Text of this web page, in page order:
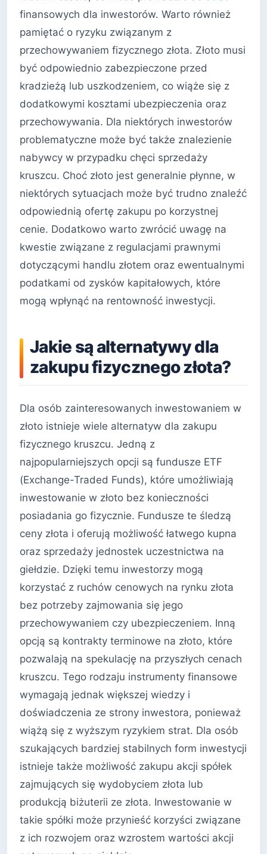
finansowych dla inwestorów. Warto również
pamiętać o ryzyku związanym z
przechowywaniem fizycznego złota. Złoto musi
być odpowiednio zabezpieczone przed
kradzieżą lub uszkodzeniem, co wiąże się z
dodatkowymi kosztami ubezpieczenia oraz
przechowywania. Dla niektórych inwestorów
problematyczne może być także znalezienie
nabywcy w przypadku chęci sprzedaży
kruszcu. Choć złoto jest generalnie płynne, w
niektórych sytuacjach może być trudno znaleźć
odpowiednią ofertę zakupu po korzystnej
cenie. Dodatkowo warto zwrócić uwagę na
kwestie związane z regulacjami prawnymi
dotyczącymi handlu złotem oraz ewentualnymi
podatkami od zysków kapitałowych, które
mogą wpłynąć na rentowność inwestycji.
Jakie są alternatywy dla
zakupu fizycznego złota?
Dla osób zainteresowanych inwestowaniem w
złoto istnieje wiele alternatyw dla zakupu
fizycznego kruszcu. Jedną z
najpopularniejszych opcji są fundusze ETF
(Exchange-Traded Funds), które umożliwiają
inwestowanie w złoto bez konieczności
posiadania go fizycznie. Fundusze te śledzą
ceny złota i oferują możliwość łatwego kupna
oraz sprzedaży jednostek uczestnictwa na
giełdzie. Dzięki temu inwestorzy mogą
korzystać z ruchów cenowych na rynku złota
bez potrzeby zajmowania się jego
przechowywaniem czy ubezpieczeniem. Inną
opcją są kontrakty terminowe na złoto, które
pozwalają na spekulację na przyszłych cenach
kruszcu. Tego rodzaju instrumenty finansowe
wymagają jednak większej wiedzy i
doświadczenia ze strony inwestora, ponieważ
wiążą się z wyższym ryzykiem strat. Dla osób
szukających bardziej stabilnych form inwestycji
istnieje także możliwość zakupu akcji spółek
zajmujących się wydobyciem złota lub
produkcją biżuterii ze złota. Inwestowanie w
takie spółki może przynieść korzyści związane
z ich rozwojem oraz wzrostem wartości akcji